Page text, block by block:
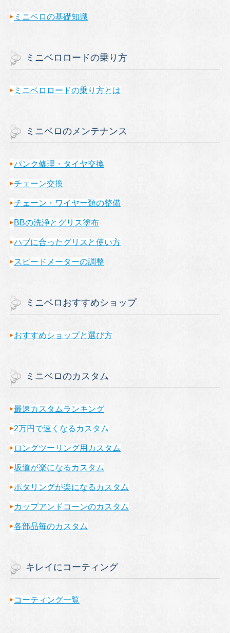
ミニベロの基礎知識
ミニベロロードの乗り方
ミニベロロードの乗り方とは
ミニベロのメンテナンス
パンク修理・タイヤ交換
チェーン交換
チェーン・ワイヤー類の整備
BBの洗浄とグリス塗布
ハブに合ったグリスと使い方
スピードメーターの調整
ミニベロおすすめショップ
おすすめショップと選び方
ミニベロのカスタム
最速カスタムランキング
2万円で速くなるカスタム
ロングツーリング用カスタム
坂道が楽になるカスタム
ポタリングが楽になるカスタム
カップアンドコーンのカスタム
各部品毎のカスタム
キレイにコーティング
コーティング一覧